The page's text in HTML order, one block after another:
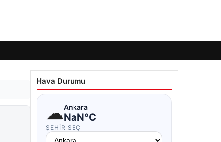
Hava Durumu
☁Ankara
NaN°C
ŞEHIR SEÇ